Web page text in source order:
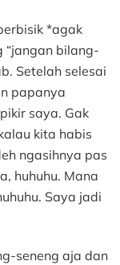
*agak
“jangan bilang-
Setelah selesai
papanya
saya. Gak
kita habis
ngasihnya pas
huhuhu. Mana
Saya jadi
seneng aja dan